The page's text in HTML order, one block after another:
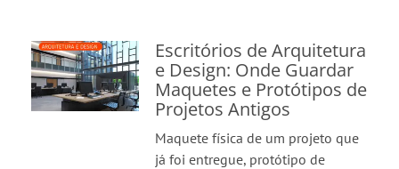
Escritórios de Arquitetura
e Design: Onde Guardar
Maquetes e Protótipos de
Projetos Antigos
Maquete física de um projeto que
já foi entregue, protótipo de